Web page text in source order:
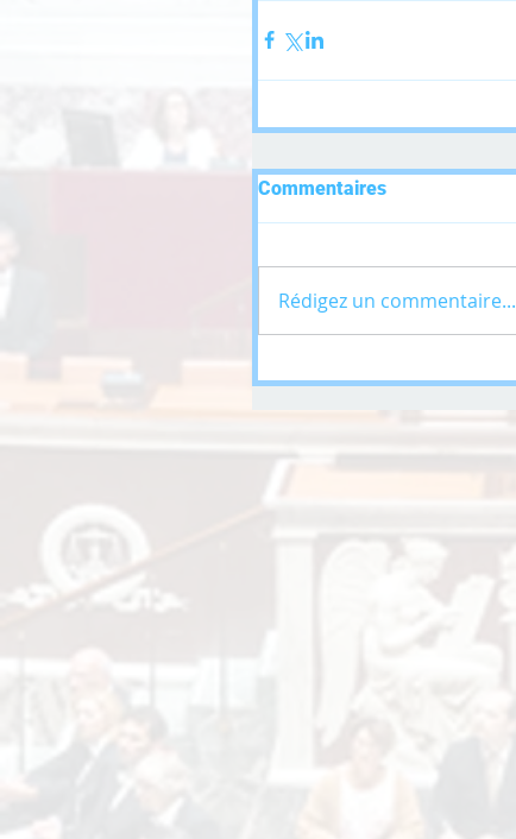
Commentaires
Rédigez un commentaire...